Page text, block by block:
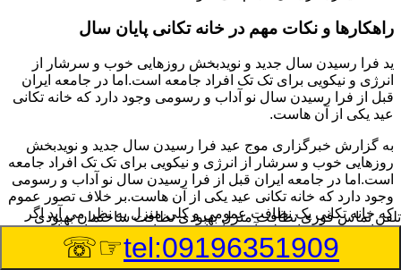
راهکارها و نکات مهم در خانه تکانی پایان سال
ید فرا رسیدن سال جدید و نویدبخش روزهایی خوب و سرشار از
انرژی و نیکویی برای تک تک افراد جامعه است.اما در جامعه ایران
قبل از فرا رسیدن سال نو آداب و رسومی وجود دارد که خانه تکانی
عید یکی از آن هاست.
به گزارش خبرگزاری موج عید فرا رسیدن سال جدید و نویدبخش
روزهایی خوب و سرشار از انرژی و نیکویی برای تک تک افراد جامعه
است.اما در جامعه ایران قبل از فرا رسیدن سال نو آداب و رسومی
وجود دارد که خانه تکانی عید یکی از آن هاست.بر خلاف تصور عموم
که خانه تکانی یک نظافت عمومی و کلی منزل به نظر می آید اگر
بخواهیم به طور اصولی آن را انجام دهیم باید به برخی از نکات توجه
بیشتر داشته باشیم.
تلفن تماس فورینظافت منزل بهبودی نظافت ساختمان بهبودی
tel:09196351909
☞☏